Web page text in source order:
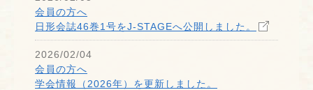
会員の方へ
日形会誌46巻1号をJ-STAGEへ公開しました。
2026/02/04
会員の方へ
学会情報（2026年）を更新しました。